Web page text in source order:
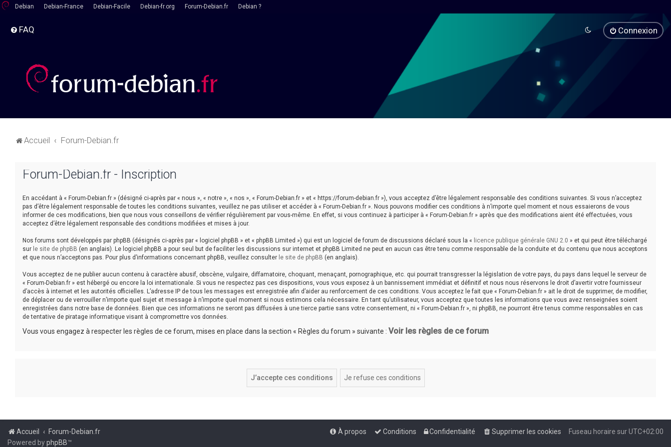
Debian Debian-France Debian-Facile Debian-fr.org Forum-Debian.fr Debian ?
FAQ Connexion
Accueil Forum-Debian.fr
Forum-Debian.fr - Inscription
En accédant à « Forum-Debian.fr » (désigné ci-après par « nous », « notre », « nos », « Forum-Debian.fr » et « https://forum-debian.fr »), vous acceptez d’être légalement responsable des conditions suivantes. Si vous n’acceptez
pas d’être légalement responsable de toutes les conditions suivantes, veuillez ne pas utiliser et accéder à « Forum-Debian.fr ». Nous pouvons modifier ces conditions à n’importe quel moment et nous essaierons de vous
informer de ces modifications, bien que nous vous conseillons de vérifier régulièrement par vous-même. En effet, si vous continuez à participer à « Forum-Debian.fr » après que des modifications aient été effectuées, vous
acceptez d’être légalement responsable des conditions modifiées et mises à jour.
Nos forums sont développés par phpBB (désignés ci-après par « logiciel phpBB » et « phpBB Limited ») qui est un logiciel de forum de discussions déclaré sous la « licence publique générale GNU 2.0 » et qui peut être téléchargé
sur le site de phpBB (en anglais). Le logiciel phpBB a pour seul but de faciliter les discussions sur internet et phpBB Limited ne peut en aucun cas être tenu comme responsable de la conduite et du contenu que nous acceptons
et que nous n’acceptons pas. Pour plus d’informations concernant phpBB, veuillez consulter le site de phpBB (en anglais).
Vous acceptez de ne publier aucun contenu à caractère abusif, obscène, vulgaire, diffamatoire, choquant, menaçant, pornographique, etc. qui pourrait transgresser la législation de votre pays, du pays dans lequel le serveur de
« Forum-Debian.fr » est hébergé ou encore la loi internationale. Si vous ne respectez pas ces dispositions, vous vous exposez à un bannissement immédiat et définitif et nous nous réservons le droit d’avertir votre fournisseur
d’accès à internet et les autorités officielles. L’adresse IP de tous les messages est enregistrée afin d’aider au renforcement de ces conditions. Vous acceptez le fait que « Forum-Debian.fr » ait le droit de supprimer, de modifier,
de déplacer ou de verrouiller n’importe quel sujet et message à n’importe quel moment si nous estimons cela nécessaire. En tant qu’utilisateur, vous acceptez que toutes les informations que vous avez renseignées soient
enregistrées dans notre base de données. Bien que ces informations ne seront pas diffusées à une tierce partie sans votre consentement, ni « Forum-Debian.fr », ni phpBB, ne pourront être tenus comme responsables en cas
de tentative de piratage informatique visant à compromettre vos données.
Vous vous engagez à respecter les règles de ce forum, mises en place dans la section « Règles du forum » suivante : Voir les règles de ce forum
Accueil Forum-Debian.fr Fuseau horaire surUTC+02:00
Supprimer les cookies
Confidentialité
Conditions
À propos
Powered byphpBB™